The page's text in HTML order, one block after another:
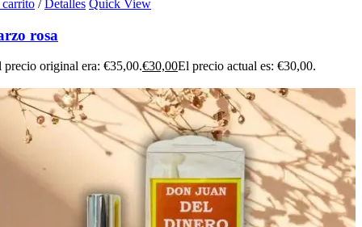
/ Detalles Quick View
rosa
precio original era: €35,00.€30,00El precio actual es: €30,00.